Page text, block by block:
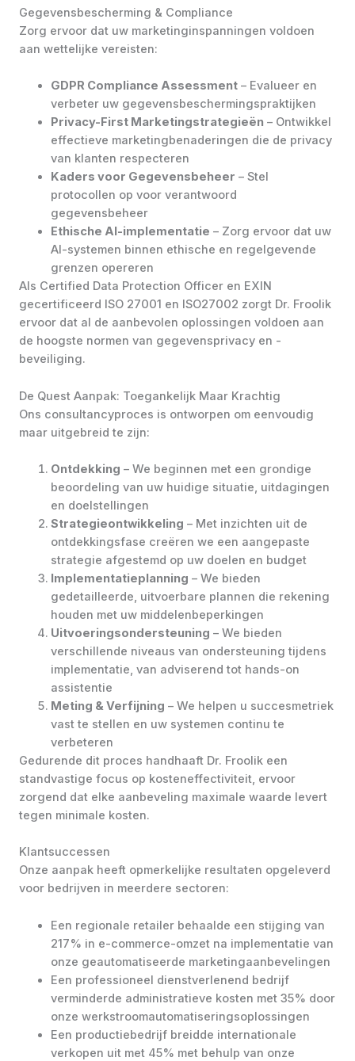
Gegevensbescherming & Compliance
Zorg ervoor dat uw marketinginspanningen voldoen
aan wettelijke vereisten:
GDPR Compliance Assessment – Evalueer en
verbeter uw gegevensbeschermingspraktijken
Privacy-First Marketingstrategieën – Ontwikkel
effectieve marketingbenaderingen die de privacy
van klanten respecteren
Kaders voor Gegevensbeheer – Stel
protocollen op voor verantwoord
gegevensbeheer
Ethische AI-implementatie – Zorg ervoor dat uw
AI-systemen binnen ethische en regelgevende
grenzen opereren
Als Certified Data Protection Officer en EXIN
gecertificeerd ISO 27001 en ISO27002 zorgt Dr. Froolik
ervoor dat al de aanbevolen oplossingen voldoen aan
de hoogste normen van gegevensprivacy en -
beveiliging.
De Quest Aanpak: Toegankelijk Maar Krachtig
Ons consultancyproces is ontworpen om eenvoudig
maar uitgebreid te zijn:
Ontdekking – We beginnen met een grondige
beoordeling van uw huidige situatie, uitdagingen
en doelstellingen
Strategieontwikkeling – Met inzichten uit de
ontdekkingsfase creëren we een aangepaste
strategie afgestemd op uw doelen en budget
Implementatieplanning – We bieden
gedetailleerde, uitvoerbare plannen die rekening
houden met uw middelenbeperkingen
Uitvoeringsondersteuning – We bieden
verschillende niveaus van ondersteuning tijdens
implementatie, van adviserend tot hands-on
assistentie
Meting & Verfijning – We helpen u succesmetriek
vast te stellen en uw systemen continu te
verbeteren
Gedurende dit proces handhaaft Dr. Froolik een
standvastige focus op kosteneffectiviteit, ervoor
zorgend dat elke aanbeveling maximale waarde levert
tegen minimale kosten.
Klantsuccessen
Onze aanpak heeft opmerkelijke resultaten opgeleverd
voor bedrijven in meerdere sectoren:
Een regionale retailer behaalde een stijging van
217% in e-commerce-omzet na implementatie van
onze geautomatiseerde marketingaanbevelingen
Een professioneel dienstverlenend bedrijf
verminderde administratieve kosten met 35% door
onze werkstroomautomatiseringsoplossingen
Een productiebedrijf breidde internationale
verkopen uit met 45% met behulp van onze